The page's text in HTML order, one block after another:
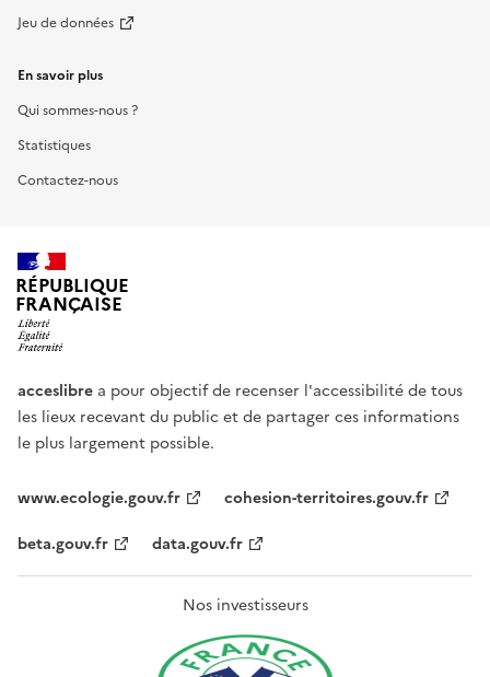
Jeu de données
En savoir plus
Qui sommes-nous ?
Statistiques
Contactez-nous
RÉPUBLIQUE
FRANÇAISE
acceslibre a pour objectif de recenser l'accessibilité de tous
les lieux recevant du public et de partager ces informations
le plus largement possible.
www.ecologie.gouv.fr
cohesion-territoires.gouv.fr
beta.gouv.fr
data.gouv.fr
Nos investisseurs